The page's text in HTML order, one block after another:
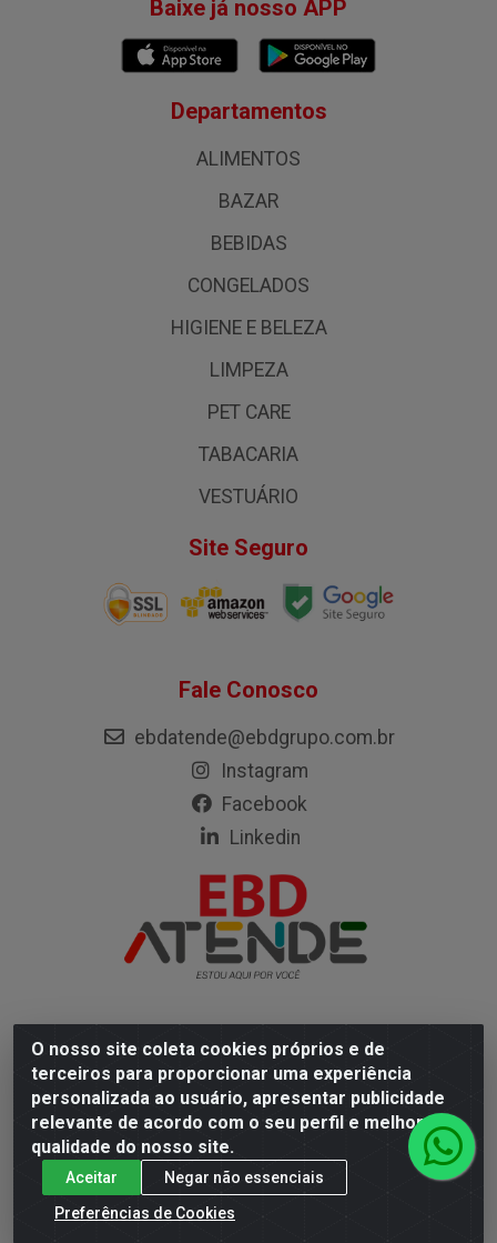
O nosso site coleta cookies próprios e de
terceiros para proporcionar uma experiência
personalizada ao usuário, apresentar publicidade
relevante de acordo com o seu perfil e melhorar a
qualidade do nosso site.
Aceitar
Negar não essenciais
Preferências de Cookies
Baixe já nosso APP
Departamentos
ALIMENTOS
BAZAR
BEBIDAS
CONGELADOS
HIGIENE E BELEZA
LIMPEZA
PET CARE
TABACARIA
VESTUÁRIO
Site Seguro
Fale Conosco
ebdatende@ebdgrupo.com.br
Instagram
Facebook
Linkedin
Empresa Brasileira de Distribuição LTDA - Rodovia Mário
Covas, 472 - Coqueiro, Ananindeua/PA - CEP 67113-330
- CNPJ 05.402.904/0001-67